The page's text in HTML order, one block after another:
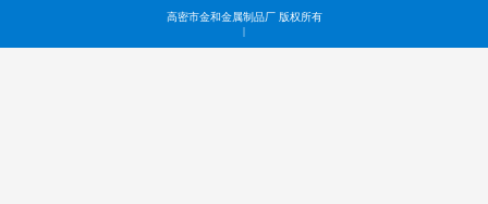
高密市金和金属制品厂 版权所有
|